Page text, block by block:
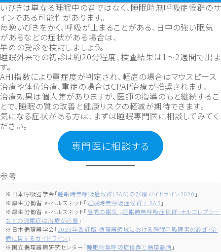
いびきは単なる睡眠中の音ではなく、睡眠時無呼吸症候群のサ
インである可能性があります。
毎晩いびきをかく、呼吸が止まることがある、日中の強い眠気
があるなどの症状がある場合は、
早めの受診を検討しましょう。
睡眠外来での初診は約20分程度、検査結果は1〜2週間で出ま
す。
AHI指数により重症度が判定され、軽症の場合はマウスピース
治療や体位治療、重症の場合はCPAP治療が推奨されます。
治療効果は個人差がありますが、医師の指導のもと継続するこ
とで、睡眠の質の改善と健康リスクの軽減が期待できます。
気になる症状がある方は、まずは睡眠専門医に相談してみてく
ださい。
専門医に相談する
参考
※日本呼吸器学会「睡眠時無呼吸症候群(SAS)の診療ガイドライン2020 」
※厚生労働省 e-ヘルスネット「睡眠時無呼吸症候群 / SAS 」
※厚生労働省 e-ヘルスネット「昼間の眠気 -睡眠時無呼吸症候群・ナルコレプシー
などの過眠症は治療が必要 」
※日本循環器学会「2023年改訂版 循環器領域における睡眠呼吸障害の診断・治
療に関するガイドライン 」
※国立循環器病研究センター「睡眠時無呼吸症候群と循環器病 」